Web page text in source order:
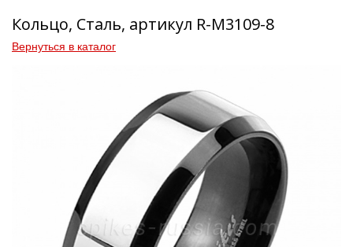
Кольцо, Сталь, артикул R-M3109-8
Вернуться в каталог